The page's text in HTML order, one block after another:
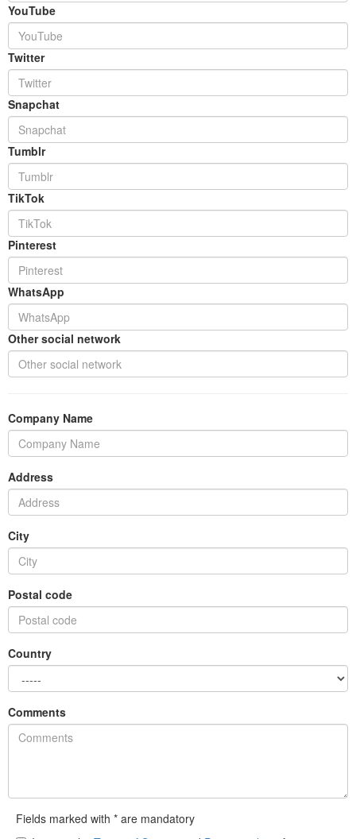
YouTube
Twitter
Snapchat
Tumblr
TikTok
Pinterest
WhatsApp
Other social network
Company Name
Address
City
Postal code
Country
Comments
Fields marked with * are mandatory